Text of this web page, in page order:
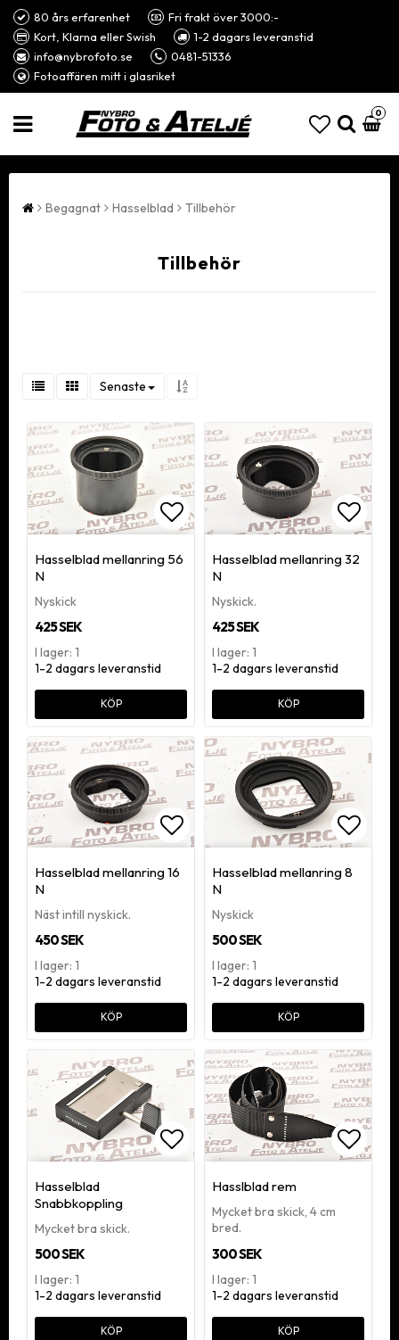
80 års erfarenhet
Fri frakt över 3000:-
Kort, Klarna eller Swish
1-2 dagars leveranstid
info@nybrofoto.se
0481-51336
Fotoaffären mitt i glasriket
0
Begagnat Hasselblad Tillbehör
Tillbehör
Senaste
Lägg till i favoritlistan
Hasselblad mellanring 56
N
Nyskick
425 SEK
I lager: 1
1-2 dagars leveranstid
KÖP
Lägg
Hasselblad mellanring 32
N
Nyskick.
425 SEK
I lager: 1
1-2 dagars leveranstid
KÖP
Hasselblad mellanring 16
N
Näst intill nyskick.
450 SEK
I lager: 1
1-2 dagars leveranstid
KÖP
Hasselblad mellanring 8
N
Nyskick
500 SEK
I lager: 1
1-2 dagars leveranstid
KÖP
Lägg till i favoritlistan
Hasselblad
Snabbkoppling
Mycket bra skick.
500 SEK
I lager: 1
1-2 dagars leveranstid
KÖP
Lägg
Hasslblad rem
Mycket bra skick, 4 cm
bred.
300 SEK
I lager: 1
1-2 dagars leveranstid
KÖP